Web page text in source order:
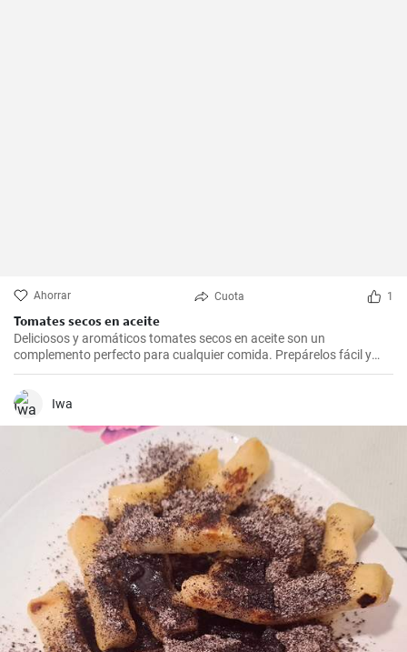
Ahorrar Cuota 1
Tomates secos en aceite
Deliciosos y aromáticos tomates secos en aceite son un
complemento perfecto para cualquier comida. Prepárelos fácil y
rápidamente en casa.
Iwa